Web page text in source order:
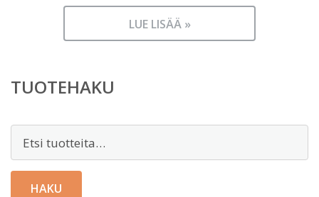
LUE LISÄÄ »
TUOTEHAKU
HAKU